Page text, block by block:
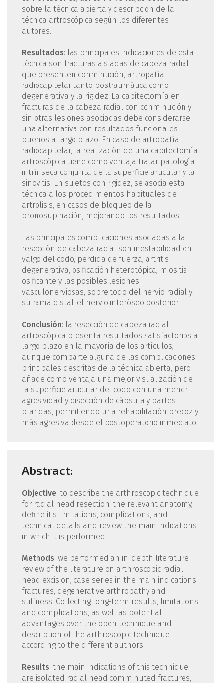
sobre la técnica abierta y descripción de la
técnica artroscópica según los diferentes
autores.
Resultados: las principales indicaciones de esta
técnica son fracturas aisladas de cabeza radial
que presenten conminución, artropatía
radiocapitelar tanto postraumática como
degenerativa y la rigidez. La capitectomía en
fracturas de la cabeza radial con conminución y
sin otras lesiones asociadas debe considerarse
una alternativa con resultados funcionales
buenos a largo plazo. En caso de artropatía
radiocapitelar, la realización de una capitectomía
artroscópica tiene como ventaja tratar patología
intrínseca conjunta de la superficie articular y la
sinovitis. En sujetos con rigidez, se asocia esta
técnica a los procedimientos habituales de
artrolisis, en casos de bloqueo de la
pronosupinación, mejorando los resultados.
Las principales complicaciones asociadas a la
resección de cabeza radial son inestabilidad en
valgo del codo, pérdida de fuerza, artritis
degenerativa, osificación heterotópica, miositis
osificante y las posibles lesiones
vasculonerviosas, sobre todo del nervio radial y
su rama distal, el nervio interóseo posterior.
Conclusión: la resección de cabeza radial
artroscópica presenta resultados satisfactorios a
largo plazo en la mayoría de los artículos,
aunque comparte alguna de las complicaciones
principales descritas de la técnica abierta, pero
añade como ventaja una mejor visualización de
la superficie articular del codo con una menor
agresividad y disección de cápsula y partes
blandas, permitiendo una rehabilitación precoz y
más agresiva desde el postoperatorio inmediato.
Abstract:
Objective: to describe the arthroscopic technique
for radial head resection, the relevant anatomy,
define it's limitations, complications, and
technical details and review the main indications
in which it is performed.
Methods: we performed an in-depth literature
review of the literature on arthroscopic radial
head excision, case series in the main indications:
fractures, degenerative arthropathy and
stiffness. Collecting long-term results, limitations
and complications, as well as potential
advantages over the open technique and
description of the arthroscopic technique
according to the different authors.
Results: the main indications of this technique
are isolated radial head comminuted fractures,